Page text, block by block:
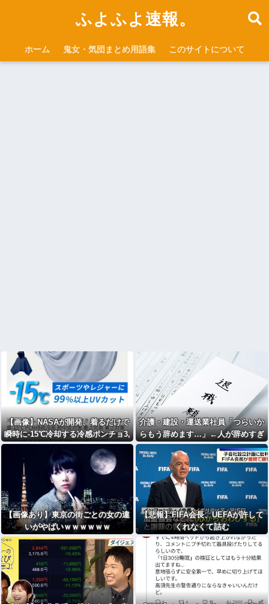
ふよふよ速報。
ホーム 鬼女・気団まとめ用語集 このサイトについて
【画像】NASAが開発、着るだけで
瞬時に-15℃冷却する冷感ポンチョ3,
980円！
介護・建設・運送業社員「つらいか
らもう辞めます…」←人が辞めすぎ
て倒産する会社が5年連続増加WWW
WWWWWWWW
【画像あり】東京の街ごとの女の違
いがやばいｗｗｗｗｗｗ
【悲報】FIFA会長、UEFAが許して
くれなくて詰む